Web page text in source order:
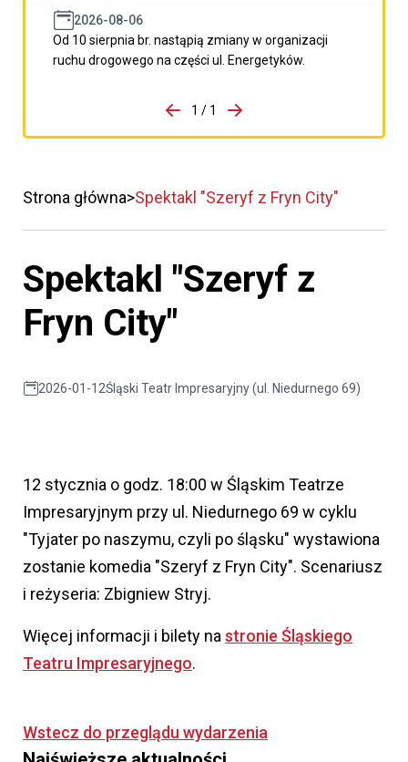
2026-08-06
Od 10 sierpnia br. nastąpią zmiany w organizacji
ruchu drogowego na części ul. Energetyków.
porzpedniego komunikatu
1 / 1
Przejdź do następnego
Strona główna Spektakl "Szeryf z Fryn City"
Spektakl "Szeryf z
Fryn City"
2026-01-12Śląski Teatr Impresaryjny (ul. Niedurnego 69)
12 stycznia o godz. 18:00 w Śląskim Teatrze
Impresaryjnym przy ul. Niedurnego 69 w cyklu
"Tyjater po naszymu, czyli po śląsku" wystawiona
zostanie komedia "Szeryf z Fryn City". Scenariusz
i reżyseria: Zbigniew Stryj.
Więcej informacji i bilety na stronie Śląskiego
Teatru Impresaryjnego.
Wstecz do przeglądu wydarzenia